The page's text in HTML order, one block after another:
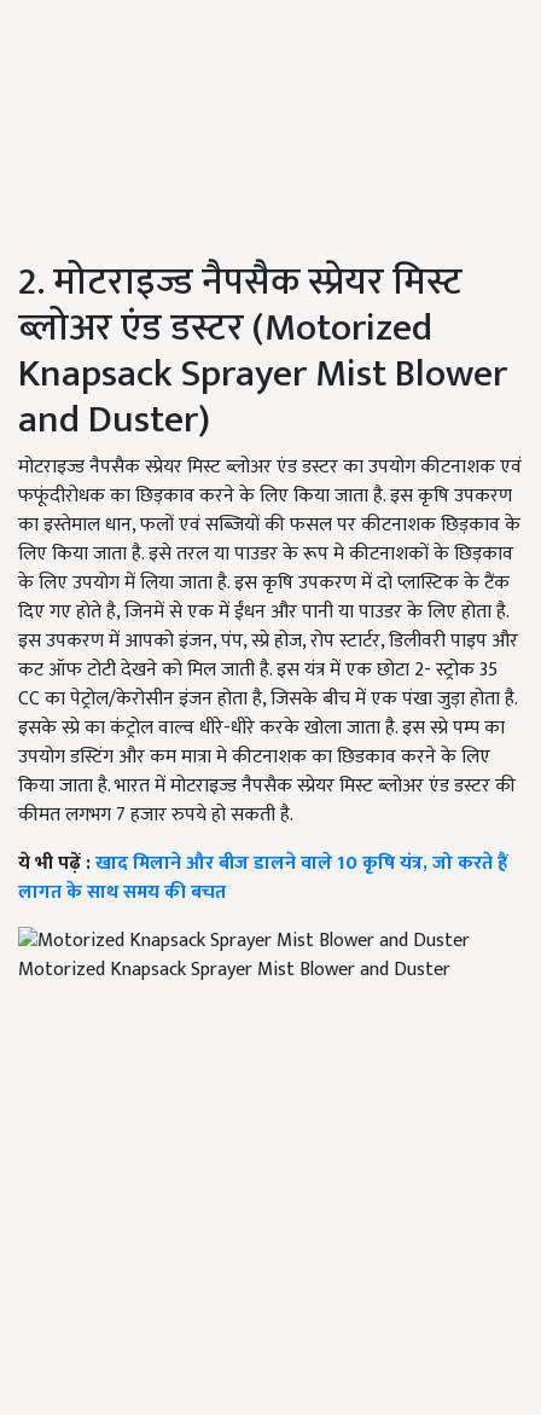
2. मोटराइज्ड नैपसैक स्प्रेयर मिस्ट
ब्लोअर एंड डस्टर (Motorized
Knapsack Sprayer Mist Blower
and Duster)
मोटराइज्ड नैपसैक स्प्रेयर मिस्ट ब्लोअर एंड डस्टर का उपयोग कीटनाशक एवं
फफूंदीरोधक का छिड़काव करने के लिए किया जाता है. इस कृषि उपकरण
का इस्तेमाल धान, फलों एवं सब्जियों की फसल पर कीटनाशक छिड़काव के
लिए किया जाता है. इसे तरल या पाउडर के रूप मे कीटनाशकों के छिड़काव
के लिए उपयोग में लिया जाता है. इस कृषि उपकरण में दो प्लास्टिक के टैंक
दिए गए होते है, जिनमें से एक में ईंधन और पानी या पाउडर के लिए होता है.
इस उपकरण में आपको इंजन, पंप, स्प्रे होज, रोप स्टार्टर, डिलीवरी पाइप और
कट ऑफ टोटी देखने को मिल जाती है. इस यंत्र में एक छोटा 2- स्ट्रोक 35
CC का पेट्रोल/केरोसीन इंजन होता है, जिसके बीच में एक पंखा जुड़ा होता है.
इसके स्प्रे का कंट्रोल वाल्व धीरे-धीरे करके खोला जाता है. इस स्प्रे पम्प का
उपयोग डस्टिंग और कम मात्रा मे कीटनाशक का छिडकाव करने के लिए
किया जाता है. भारत में मोटराइज्ड नैपसैक स्प्रेयर मिस्ट ब्लोअर एंड डस्टर की
कीमत लगभग 7 हजार रुपये हो सकती है.
ये भी पढ़ें :खाद मिलाने और बीज डालने वाले 10 कृषि यंत्र, जो करते हैं
लागत के साथ समय की बचत
Motorized Knapsack Sprayer Mist Blower and Duster